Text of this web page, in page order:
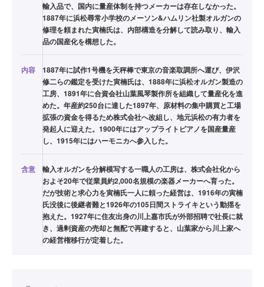
輸入品で、国内に量産体制を持つメーカーは存在しなかった。
1887年に浜松尋常小学校のメーソン&ハムリン社製オルガンの
修理を頼まれた寅楠氏は、内部構造を分解して読み取り、輸入
品の国産化を構想した。
内容
1887年に試作1号機を天秤棒で東京の音楽取調所へ運び、伊沢
修二らの鑑定を受けた寅楠氏は、1888年に浜松オルガン製造の
工房、1891年に合資会社山葉風琴製作所を組織して量産化を進
めた。年産約250台に達した1897年、原材料の集中購買と工場
拡張の資金を得るため株式会社へ改組し、地元浜松の有力者を
発起人に迎えた。1900年にはアップライトピアノを国産量産
し、1915年にはハーモニカへ参入した。
含意
輸入オルガンを分解模写する一職人の工房は、株式会社化から
およそ20年で従業員約2,000名規模の楽器メーカーへ育った。
だが技術と求心力を寅楠氏一人に頼った経営は、1916年の寅楠
氏没後に後継者難と1926年の105日間ストライキという動揺を
抱えた。1927年に住友出身の川上嘉市氏が外部招聘で社長に就
き、過剰資産の売却と無配で再建すると、山葉家から川上家へ
の経営権移行が定着した。